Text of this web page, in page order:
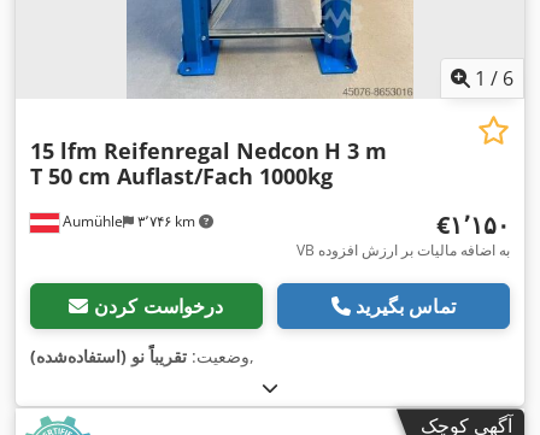
1 / 6
Aumühle ۳٬۷۴۶ km
15 lfm Reifenregal Nedcon H 3 m
T 50 cm Auflast/Fach 1000kg
‎€۱٬۱۵۰
VB به اضافه مالیات بر ارزش افزوده
درخواست کردن تماس بگیرید
وضعیت: تقریباً نو (استفاده‌شده) ,
آگهی کوچک